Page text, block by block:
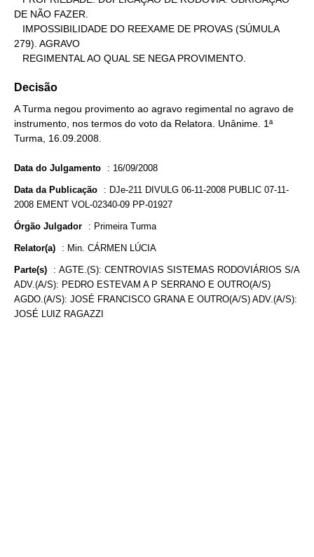
DE NÃO FAZER.
279). AGRAVO
   REGIMENTAL AO QUAL SE NEGA PROVIMENTO.
Decisão
A Turma negou provimento ao agravo regimental no agravo de
instrumento, nos termos do voto da Relatora. Unânime. 1ª
Turma, 16.09.2008.
Data do Julgamento : 16/09/2008
Data da Publicação : DJe-211 DIVULG 06-11-2008 PUBLIC 07-11-
2008 EMENT VOL-02340-09 PP-01927
Órgão Julgador : Primeira Turma
Relator(a) : Min. CÁRMEN LÚCIA
Parte(s) : AGTE.(S): CENTROVIAS SISTEMAS RODOVIÁRIOS S/A
ADV.(A/S): PEDRO ESTEVAM A P SERRANO E OUTRO(A/S)
AGDO.(A/S): JOSÉ FRANCISCO GRANA E OUTRO(A/S) ADV.(A/S):
JOSÉ LUIZ RAGAZZI